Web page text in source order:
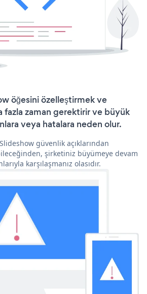
öğesini özelleştirmek ve
fazla zaman gerektirir ve büyük
veya hatalara neden olur.
güvenlik açıklarından
şirketiniz büyümeye devam
karşılaşmanız olasıdır.